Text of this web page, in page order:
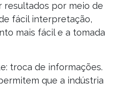
resultados por meio de
fácil interpretação,
mais fácil e a tomada
troca de informações.
que a indústria